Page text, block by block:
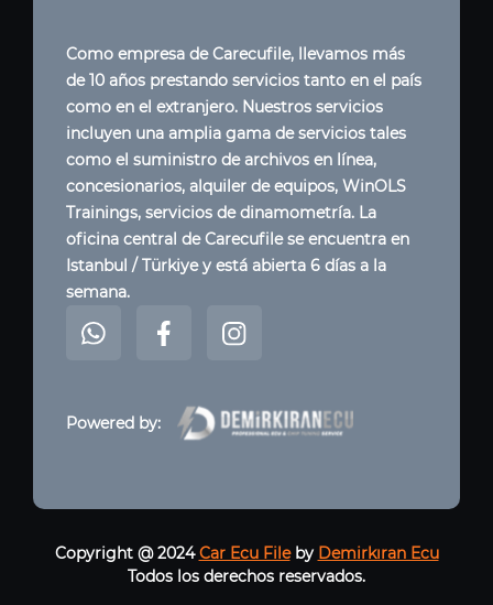
Como empresa de Carecufile, llevamos más
de 10 años prestando servicios tanto en el país
como en el extranjero. Nuestros servicios
incluyen una amplia gama de servicios tales
como el suministro de archivos en línea,
concesionarios, alquiler de equipos, WinOLS
Trainings, servicios de dinamometría. La
oficina central de Carecufile se encuentra en
Istanbul / Türkiye y está abierta 6 días a la
semana.
Powered by:
Copyright @ 2024Car Ecu Fileby Demirkıran Ecu
Todos los derechos reservados.